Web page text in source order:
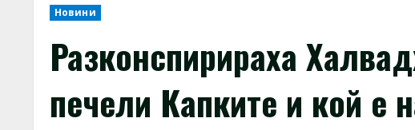
Новини
Разконспирираха
печели Капките и кой е